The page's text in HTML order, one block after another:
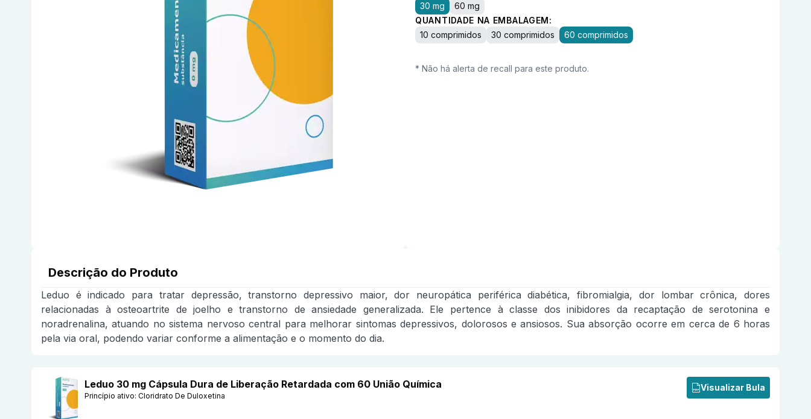
30 mg
60 mg
QUANTIDADE NA EMBALAGEM:
10 comprimidos
30 comprimidos 60 comprimidos
* Não há alerta de recall para este produto.
Descrição do Produto
Leduo é indicado para tratar depressão, transtorno depressivo maior, dor neuropática periférica diabética, fibromialgia, dor lombar crônica, dores
relacionadas à osteoartrite de joelho e transtorno de ansiedade generalizada. Ele pertence à classe dos inibidores da recaptação de serotonina e
noradrenalina, atuando no sistema nervoso central para melhorar sintomas depressivos, dolorosos e ansiosos. Sua absorção ocorre em cerca de 6 horas
pela via oral, podendo variar conforme a alimentação e o momento do dia.
Leduo 30 mg Cápsula Dura de Liberação Retardada com 60 União Química
Princípio ativo: Cloridrato De Duloxetina
Visualizar Bula